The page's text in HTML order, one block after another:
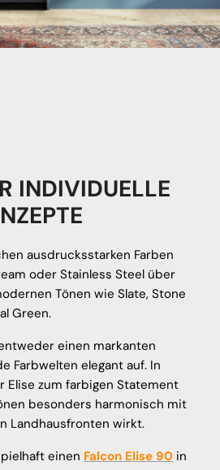
INDIVIDUELLE
ausdrucksstarken Farben
oder Stainless Steel über
Tönen wie Slate, Stone
Green.
einen markanten
Farbwelten elegant auf. In
Elise zum farbigen Statement
besonders harmonisch mit
Landhausfronten wirkt.
einen Falcon Elise 90 in